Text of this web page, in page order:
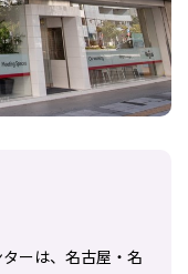
ーは、名古屋・名